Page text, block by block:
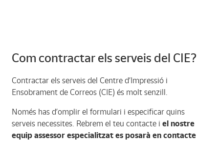
Com contractar els serveis del CIE?
Contractar els serveis del Centre d’Impressió i
Ensobrament de Correos (CIE) és molt senzill.
Només has d’omplir el formulari i especificar quins
serveis necessites. Rebrem el teu contacte i el nostre
equip assessor especialitzat es posarà en contacte